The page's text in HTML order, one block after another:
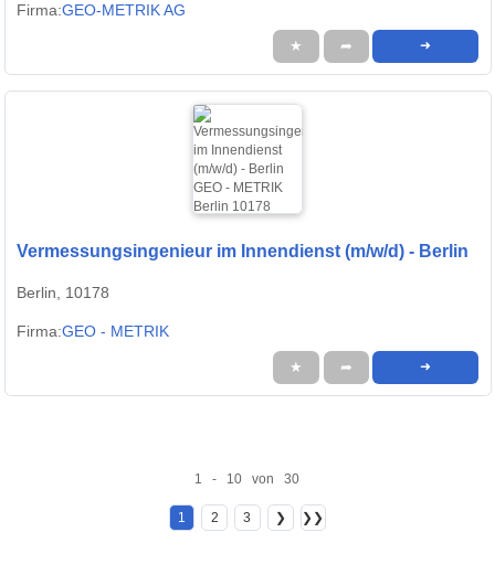
Firma:GEO-METRIK AG
★ ➦ ➜
Vermessungsingenieur im Innendienst (m/w/d) - Berlin
Berlin, 10178
Firma:GEO - METRIK
★ ➦ ➜
1 - 10 von 30
1 2 3 ❯ ❯❯